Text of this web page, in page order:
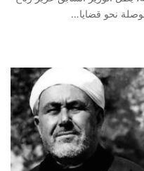
نحو قضايا…